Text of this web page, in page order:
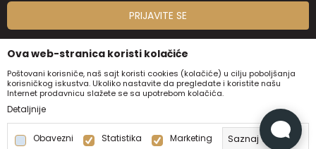
PRIJAVITE SE
Ova web-stranica koristi kolačiće
Poštovani korisniče, naš sajt koristi cookies (kolačiće) u cilju poboljšanja
korisničkog iskustva. Ukoliko nastavite da pregledate i koristite našu
Internet prodavnicu slažete se sa upotrebom kolačića.
Detaljnije
Obavezni Statistika Marketing Saznaj više